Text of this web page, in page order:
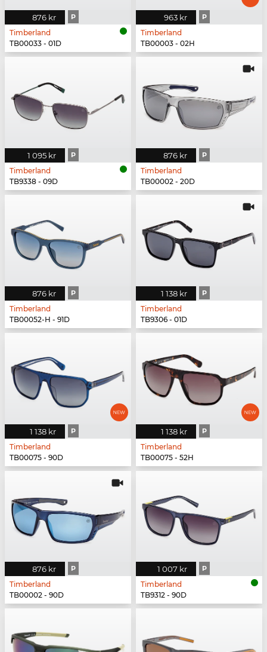
876 kr P
Timberland
TB00033 - 01D
963 kr P
Timberland
TB00003 - 02H
1 095 kr P
Timberland
TB9338 - 09D
876 kr P
Timberland
TB00002 - 20D
876 kr P
Timberland
TB00052-H - 91D
1 138 kr P
Timberland
TB9306 - 01D
1 138 kr P
Timberland
TB00075 - 90D
1 138 kr P
Timberland
TB00075 - 52H
876 kr P
Timberland
TB00002 - 90D
1 007 kr P
Timberland
TB9312 - 90D